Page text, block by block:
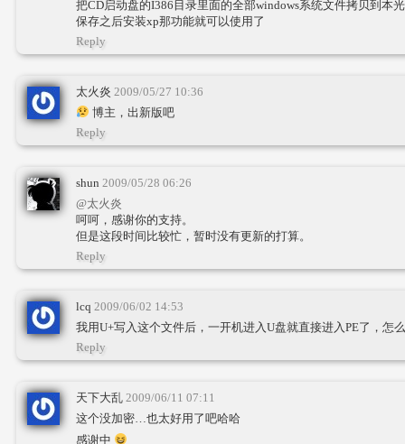
把CD启动盘的I386目录里面的全部windows系统文件拷贝到本
保存之后安装xp那功能就可以使用了
Reply
太火炎 2009/05/27 10:36
博主，出新版吧
Reply
shun 2009/05/28 06:26
@太火炎
呵呵，感谢你的支持。
但是这段时间比较忙，暂时没有更新的打算。
Reply
lcq 2009/06/02 14:53
我用U+写入这个文件后，一开机进入U盘就直接进入PE了，怎
Reply
天下大乱 2009/06/11 07:11
这个没加密…也太好用了吧哈哈
感谢中